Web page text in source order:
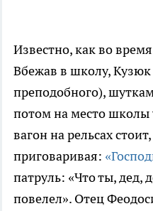
Известно, как во
Вбежав в школу,
преподобного),
потом на место
вагон на рельсах
приговаривая:
патруль: «Что ты, дед,
повелел». Отец